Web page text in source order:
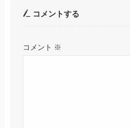
コメントする
コメント ※